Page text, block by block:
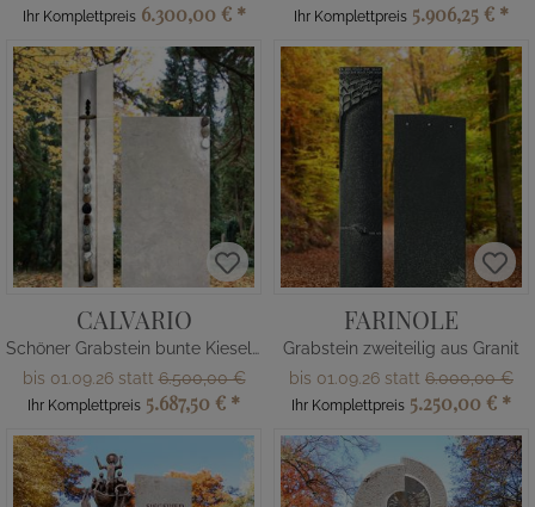
Ihr Komplettpreis 6.300,00 € * Ihr Komplettpreis 5.906,25 € *
CALVARIO
Schöner Grabstein bunte Kieselsteine
bis 01.09.26 statt6.500,00 €
Ihr Komplettpreis 5.687,50 € *
FARINOLE
Grabstein zweiteilig aus Granit
bis 01.09.26 statt 6.000,00 €
Ihr Komplettpreis 5.250,00 € *